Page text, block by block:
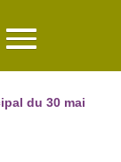
du 30 mai